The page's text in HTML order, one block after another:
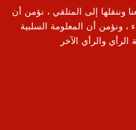
وننقلها إلى المتلقي ، نؤمن أن
، ونؤمن أن المعلومة السلبية
والرأي الآخر